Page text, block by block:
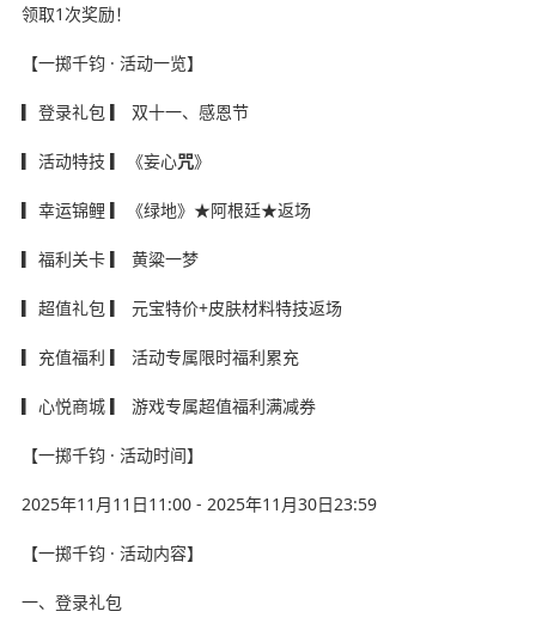
领取1次奖励！
【一掷千钧 · 活动一览】
▎登录礼包 ▎ 双十一、感恩节
▎活动特技 ▎《妄心咒》
▎幸运锦鲤 ▎《绿地》★阿根廷★返场
▎福利关卡 ▎ 黄粱一梦
▎超值礼包 ▎ 元宝特价+皮肤材料特技返场
▎充值福利 ▎ 活动专属限时福利累充
▎心悦商城 ▎ 游戏专属超值福利满减券
【一掷千钧 · 活动时间】
2025年11月11日11:00 - 2025年11月30日23:59
【一掷千钧 · 活动内容】
一、登录礼包